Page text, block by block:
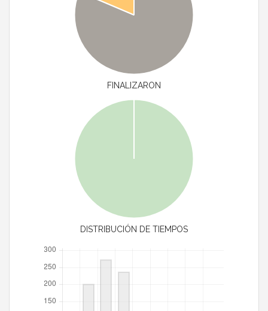
FINALIZARON
DISTRIBUCIÓN DE TIEMPOS